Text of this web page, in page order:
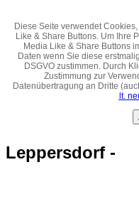
Diese Seite verwendet
Like & Share Buttons. Um Ihre
Media Like & Share Buttons
Daten wenn Sie diese
DSGVO zustimmen. Durch
Zustimmung zur
Datenübertragung an Dritte
lt.
Leppersdorf -